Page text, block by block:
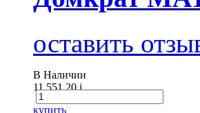
оставить
В Наличии
11 551.20i
купить